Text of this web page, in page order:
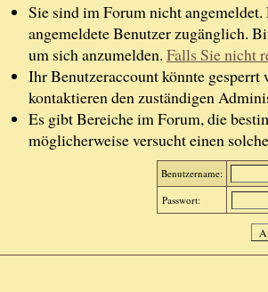
Sie sind im Forum nicht
angemeldete Benutzer zugänglich.
um sich anzumelden. Falls Sie nicht
Ihr Benutzeraccount könnte gesperrt
kontaktieren den zuständigen
Es gibt Bereiche im Forum, die
möglicherweise versucht einen
Benutzername:
Passwort: